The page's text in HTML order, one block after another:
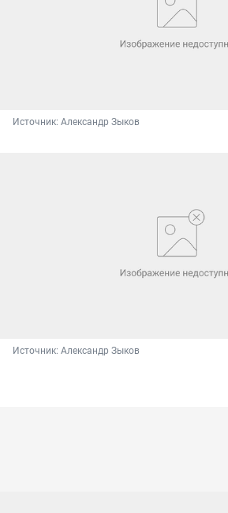
Источник: Александр Зыков
Источник: Александр Зыков